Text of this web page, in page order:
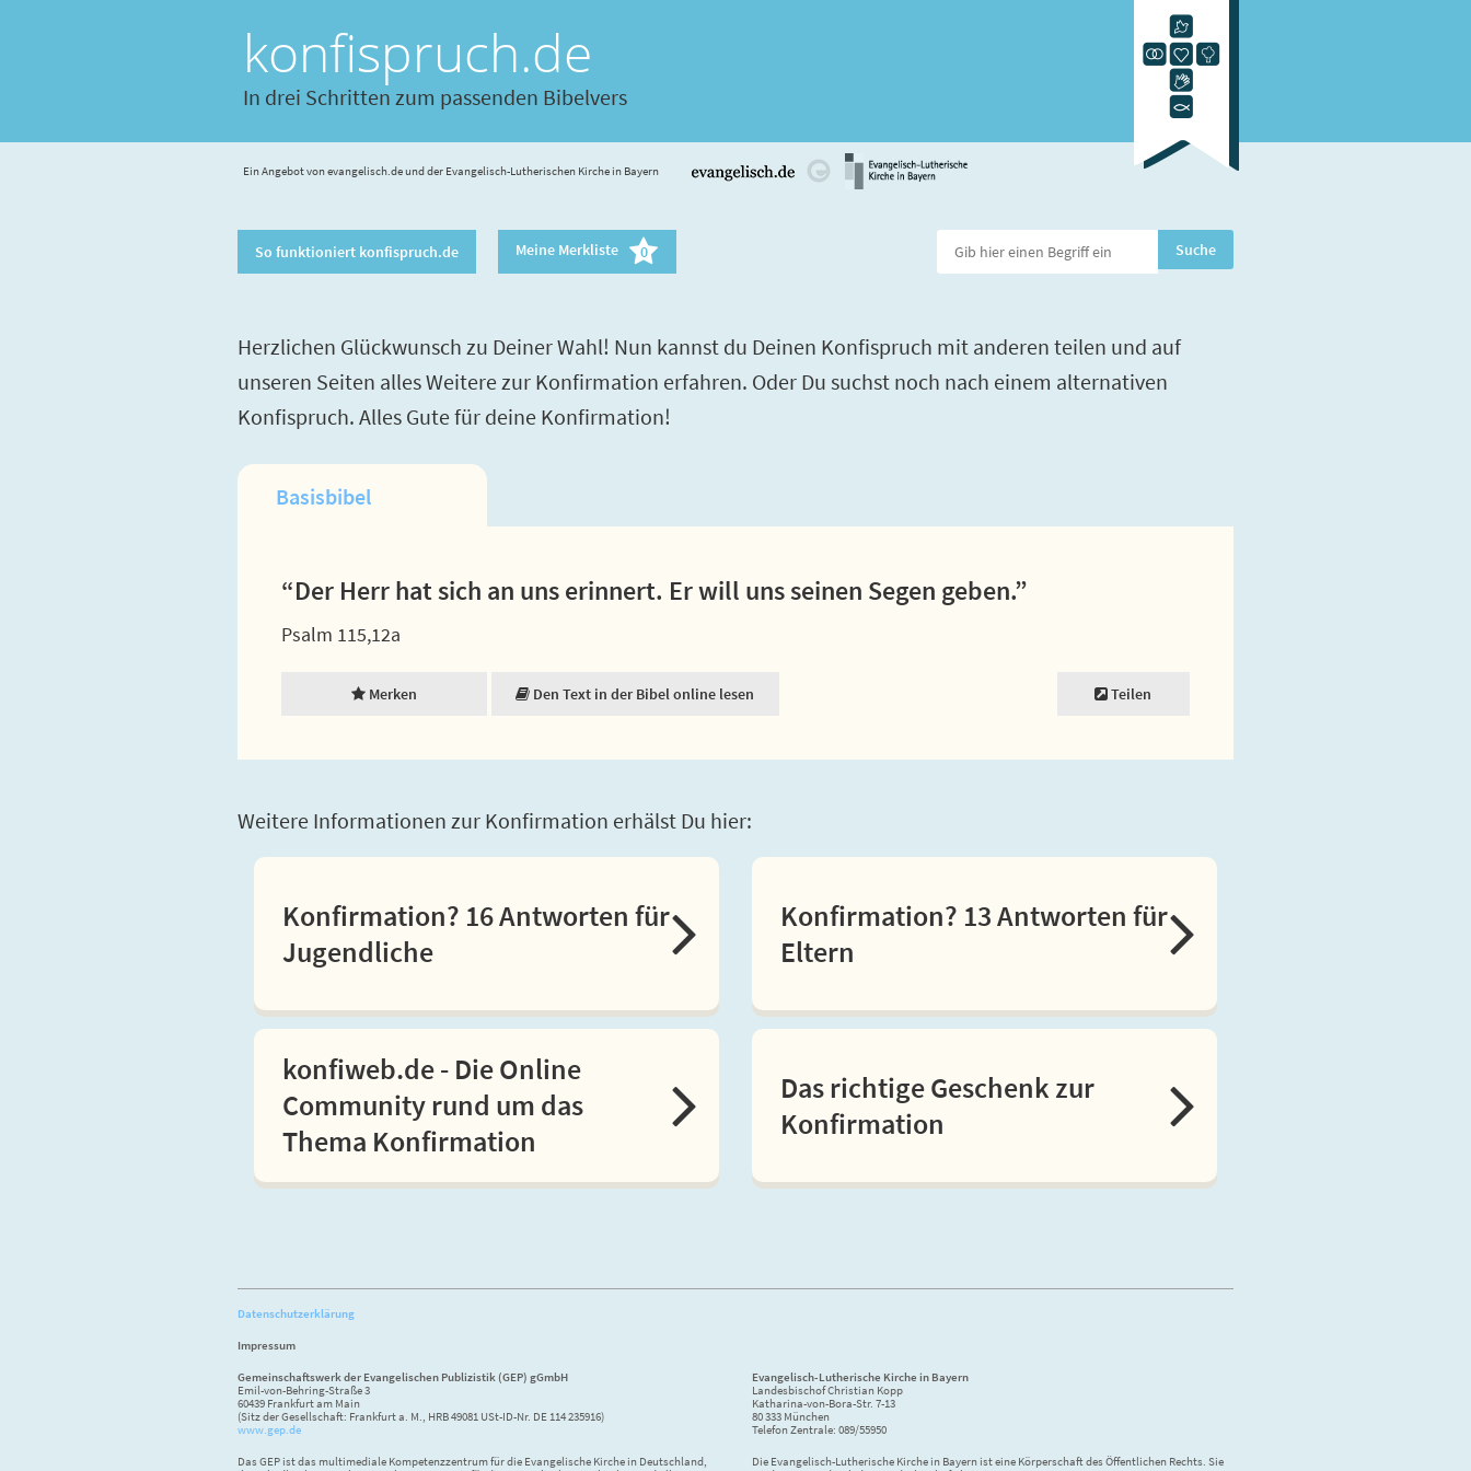
konfispruch.de
In drei Schritten zum passenden Bibelvers
Ein Angebot von evangelisch.de und der Evangelisch-Lutherischen Kirche in Bayern
So funktioniert konfispruch.de Meine Merkliste 0
Herzlichen Glückwunsch zu Deiner Wahl! Nun kannst du Deinen Konfispruch mit anderen teilen und auf
unseren Seiten alles Weitere zur Konfirmation erfahren. Oder Du suchst noch nach einem alternativen
Konfispruch. Alles Gute für deine Konfirmation!
Basisbibel
“Der Herr hat sich an uns erinnert. Er will uns seinen Segen geben.”
Psalm 115,12a
Merken Den Text in der Bibel online lesen Teilen
Weitere Informationen zur Konfirmation erhälst Du hier:
Konfirmation? 16 Antworten für
Jugendliche
Konfirmation? 13 Antworten für
Eltern
konfiweb.de - Die Online
Community rund um das
Thema Konfirmation
Das richtige Geschenk zur
Konfirmation
Datenschutzerklärung
Impressum
Gemeinschaftswerk der Evangelischen Publizistik (GEP) gGmbH
Emil-von-Behring-Straße 3
60439 Frankfurt am Main
(Sitz der Gesellschaft: Frankfurt a. M., HRB 49081 USt-ID-Nr. DE 114 235916)
www.gep.de
Das GEP ist das multimediale Kompetenzzentrum für die Evangelische Kirche in Deutschland,
Evangelisch-Lutherische Kirche in Bayern
Landesbischof Christian Kopp
Katharina-von-Bora-Str. 7-13
80 333 München
Telefon Zentrale: 089/55950
Die Evangelisch-Lutherische Kirche in Bayern ist eine Körperschaft des Öffentlichen Rechts. Sie